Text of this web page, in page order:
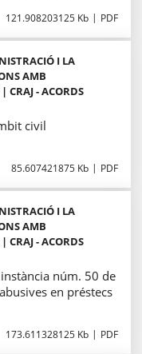
121.908203125 Kb PDF
I LA
AMB
CRAJ - ACORDS
civil
85.607421875 Kb PDF
I LA
AMB
CRAJ - ACORDS
núm. 50 de
en préstecs
173.611328125 Kb PDF